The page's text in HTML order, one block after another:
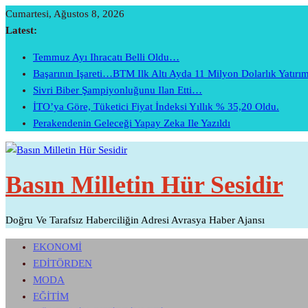
Skip
To
Cumartesi, Ağustos 8, 2026
Latest:
Temmuz Ayı Ihracatı Belli Oldu…
Başarının Işareti…BTM Ilk Altı Ayda 11 Milyon Dolarlık
Sivri Biber Şampiyonluğunu Ilan Etti…
İTO’ya Göre, Tüketici Fiyat İndeksi Yıllık % 35,20 Oldu.
Perakendenin Geleceği Yapay Zeka Ile Yazıldı
Basın Milletin Hür Sesidir
Doğru Ve Tarafsız Haberciliğin Adresi Avrasya Haber Ajansı
EKONOMİ
EDİTÖRDEN
MODA
EĞİTİM